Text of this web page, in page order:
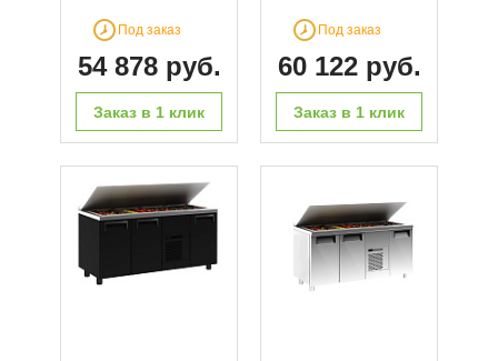
Под заказ
54 878 руб.
Заказ в 1 клик
Под заказ
60 122 руб.
Заказ в 1 клик